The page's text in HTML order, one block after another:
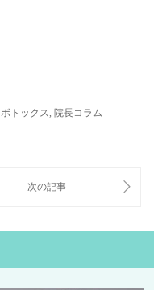
ボトックス, 院長コラム